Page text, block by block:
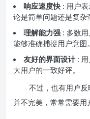
响应速度快 : 用户
论是简单问题还是复杂
理解能力强 : 多数
能够准确捕捉用户意图。
友好的界面设计 :
大用户的一致好评。
不过，也有用户
并不完美，常常需要用